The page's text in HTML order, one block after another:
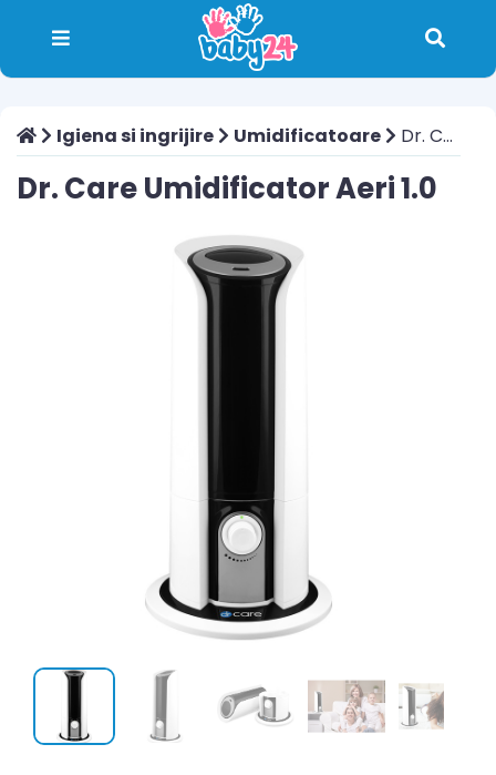
Igiena si ingrijire Umidificatoare Dr. Care Umidificator Aeri 1.0
Dr. Care Umidificator Aeri 1.0